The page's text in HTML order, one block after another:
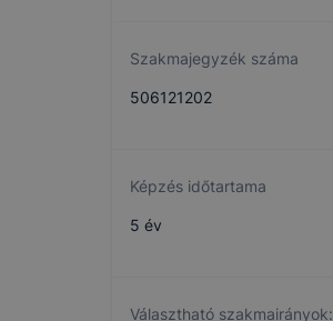
Szakmajegyzék száma
506121202
Képzés időtartama
5 év
Választható szakmairányok: